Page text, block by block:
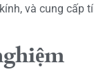
và cung cấp